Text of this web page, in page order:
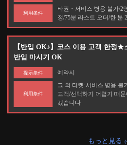
利用条件
타권・서비스 병용 불가/2
정/75분 라스트 오더/한 분
【반입 OK♪】코스 이용 고객 한정
반입 마시기 OK
提示条件 예약시
利用条件
그 외 티켓·서비스 병용 불
고객/선택하기 어렵기 때
겠습니다
もっと見る